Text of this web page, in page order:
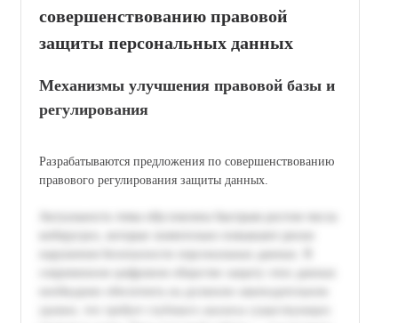
совершенствованию правовой
защиты персональных данных
Механизмы улучшения правовой базы и
регулирования
Разрабатываются предложения по совершенствованию
правового регулирования защиты данных.